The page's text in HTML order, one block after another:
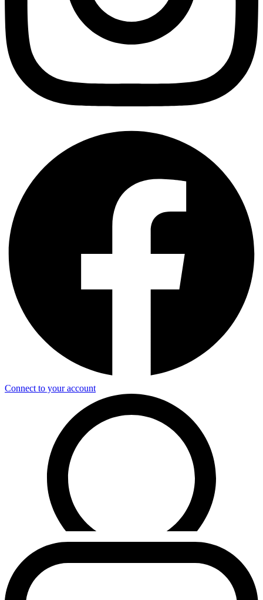
Connect to your account